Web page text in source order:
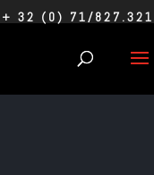
+ 32 (0) 71/827.321